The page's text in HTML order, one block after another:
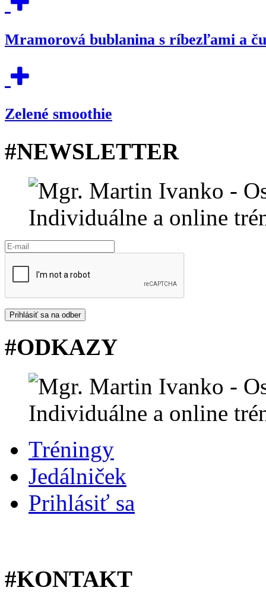
Mramorová bublanina s ríbezľami a
Zelené smoothie
#NEWSLETTER
Prihlásiť sa na odber
#ODKAZY
Tréningy
Jedálniček
Prihlásiť sa
#KONTAKT